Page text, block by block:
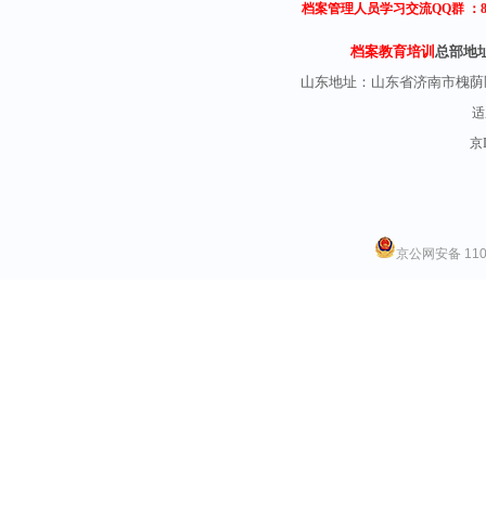
档案管理人员学习交流QQ群 ：
档案教育培训总部地
山东地址： 山东省济南市槐
京
京公网安备